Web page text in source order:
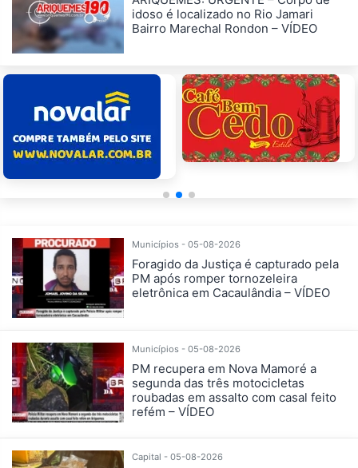
idoso é localizado no Rio Jamari
Bairro Marechal Rondon – VÍDEO
Municípios - 05-08-2026
Foragido da Justiça é capturado pela
PM após romper tornozeleira
eletrônica em Cacaulândia – VÍDEO
Municípios - 05-08-2026
PM recupera em Nova Mamoré a
segunda das três motocicletas
roubadas em assalto com casal feito
refém – VÍDEO
Capital - 05-08-2026